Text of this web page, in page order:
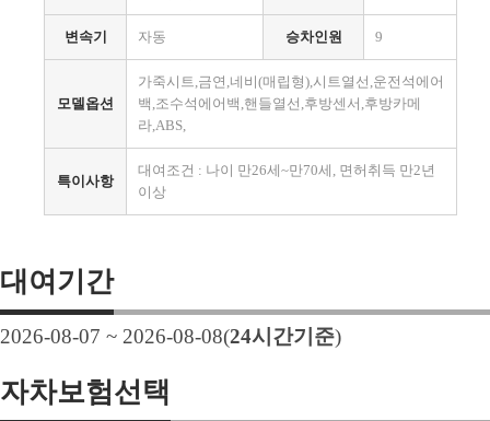
변속기 자동 승차인원 9
모델옵션
가죽시트,금연,네비(매립형),시트열선,운전석에어
백,조수석에어백,핸들열선,후방센서,후방카메
라,ABS,
특이사항
대여조건 : 나이 만26세~만70세, 면허취득 만2년
이상
대여기간
2026-08-07 ~ 2026-08-08(24시간기준)
자차보험선택